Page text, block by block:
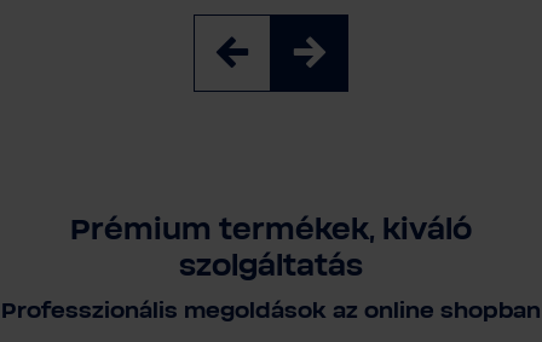
Prémium termékek, kiváló
szolgáltatás
Professzionális megoldások az online shopban